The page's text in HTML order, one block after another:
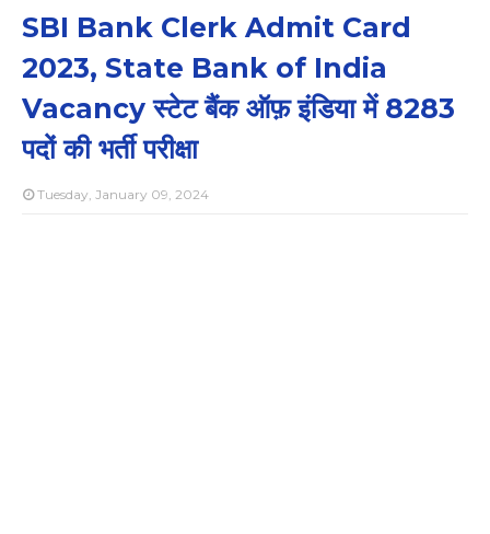
SBI Bank Clerk Admit Card
2023, State Bank of India
Vacancy स्टेट बैंक ऑफ़ इंडिया में 8283
पदों की भर्ती परीक्षा
Tuesday, January 09, 2024